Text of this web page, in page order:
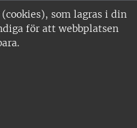
som lagras i din
för att webbplatsen
Huvudorter är
SLU är
•
2817 •
av